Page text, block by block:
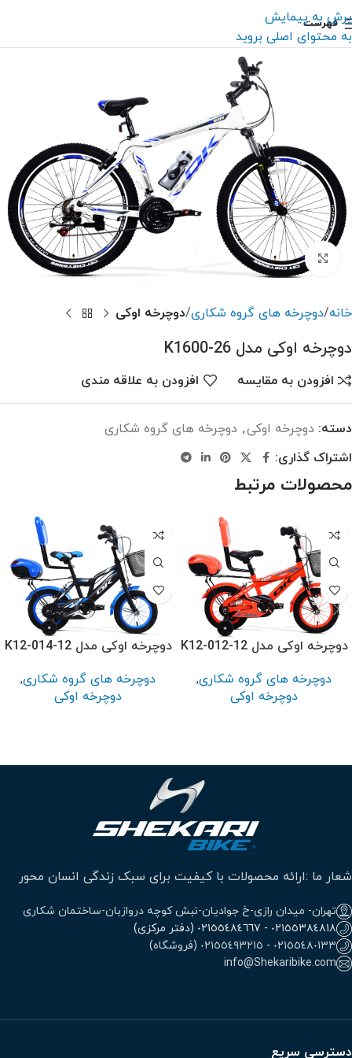
پرش به پیمایش
به محتوای اصلی بروید
فهرست
بزرگنمایی تصویر
خانه دوچرخه های گروه شکاری دوچرخه اوکی
دوچرخه اوکی مدل K1600-26
افزودن به مقایسه افزودن به علاقه مندی
دسته: دوچرخه اوکی, دوچرخه های گروه شکاری
اشتراک گذاری:
محصولات مرتبط
دوچرخه اوکی مدل K12-012-12
دوچرخه های گروه شکاری,
دوچرخه اوکی
دوچرخه اوکی مدل K12-014-12
دوچرخه های گروه شکاری,
دوچرخه اوکی
شعار ما :ارائه محصولات با کیفیت برای سبک زندگی انسان محور
تهران- میدان رازی-خ جوادیان-نبش کوچه دروازبان-ساختمان شکاری
٠٢١٥٥٣٨٤٨١٨ - ٠٢١٥٥٤٨٤٦٦٧ (دفتر مرکزی)
٠٢١٥٥٤٨٠١٣٣ - ٠٢١٥٥٤٩٣٢١٥ (فروشگاه)
info@Shekaribike.com
دسترسی سریع